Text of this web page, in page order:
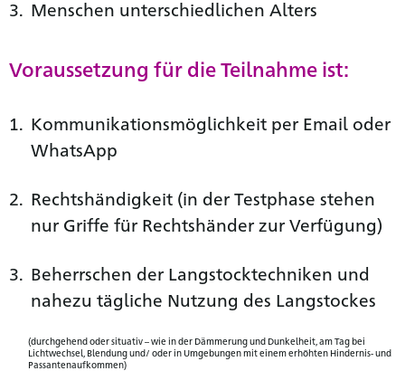
Menschen unterschiedlichen Alters
Voraussetzung für die Teilnahme ist:
Kommunikationsmöglichkeit per Email oder
WhatsApp
Rechtshändigkeit (in der Testphase stehen
nur Griffe für Rechtshänder zur Verfügung)
Beherrschen der Langstocktechniken und
nahezu tägliche Nutzung des Langstockes
(durchgehend oder situativ – wie in der Dämmerung und Dunkelheit, am Tag bei
Lichtwechsel, Blendung und/ oder in Umgebungen mit einem erhöhten Hindernis- und
Passantenaufkommen)